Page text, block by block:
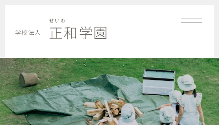
学校法人
せいわ
正和学園